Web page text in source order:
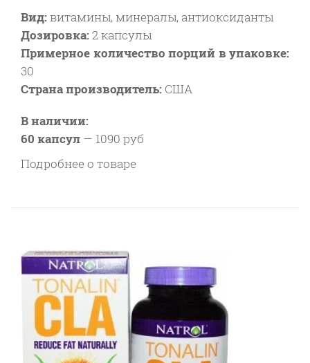
Вид: витамины, минералы, антиоксиданты
Дозировка:2 капсулы
Примерное количество порций в упаковке:
30
Страна производитель: США
В наличии:
60 капсул — 1090 руб
Подробнее о товаре